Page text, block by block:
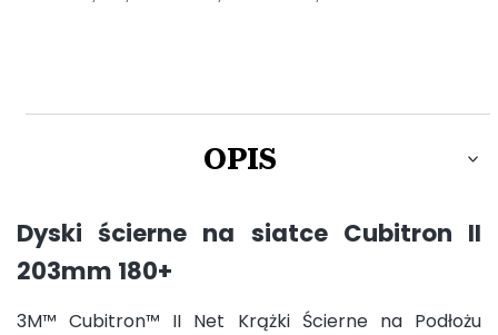
OPIS
Dyski ścierne na siatce Cubitron II
203mm 180+
3M™ Cubitron™ II Net Krążki Ścierne na Podłożu